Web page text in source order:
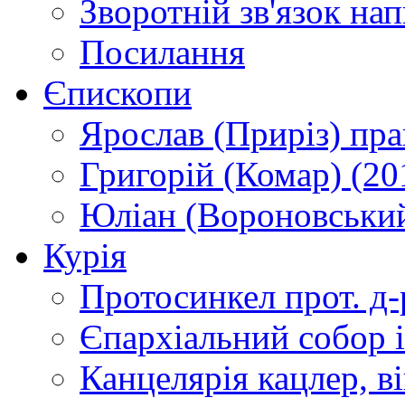
Зворотній зв'язок
Посилання
Єпископи
Ярослав (Приріз)
Григорій (Комар)
Юліан
Курія
Протосинкел прот.
Єпархіальний собор
Канцелярія кацлер,